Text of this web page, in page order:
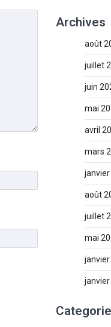
Archives
août
juillet
juin
mai
avril
mars
août
juillet
mai